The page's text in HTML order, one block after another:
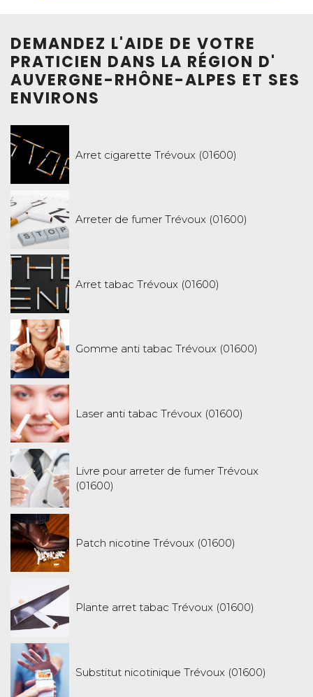
DEMANDEZ L'AIDE DE VOTRE
PRATICIEN DANS LA RÉGION D'
AUVERGNE-RHÔNE-ALPES ET SES
ENVIRONS
Arret cigarette Trévoux (01600)
Arreter de fumer Trévoux (01600)
Arret tabac Trévoux (01600)
Gomme anti tabac Trévoux (01600)
Laser anti tabac Trévoux (01600)
Livre pour arreter de fumer Trévoux
(01600)
Patch nicotine Trévoux (01600)
Plante arret tabac Trévoux (01600)
Substitut nicotinique Trévoux (01600)